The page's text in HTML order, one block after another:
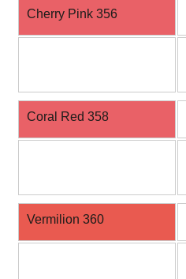
Cherry Pink 356
Coral Red 358
Vermilion 360